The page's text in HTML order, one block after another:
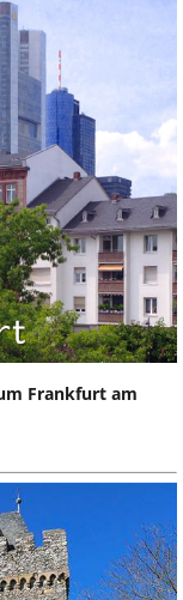
Frankfurt am